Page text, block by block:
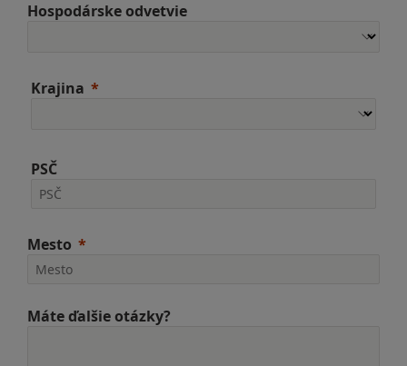
Hospodárske odvetvie
Krajina
PSČ
Mesto
Máte ďalšie otázky?